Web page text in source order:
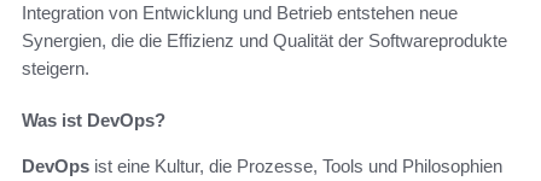
Integration von Entwicklung und Betrieb entstehen neue
Synergien, die die Effizienz und Qualität der Softwareprodukte
steigern.
Was ist DevOps?
DevOps ist eine Kultur, die Prozesse, Tools und Philosophien